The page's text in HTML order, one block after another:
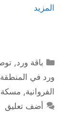
المزيد
التصنيفات
باقة ورد,
ورد في المنطقة
الفروانية,
أضف تعليق